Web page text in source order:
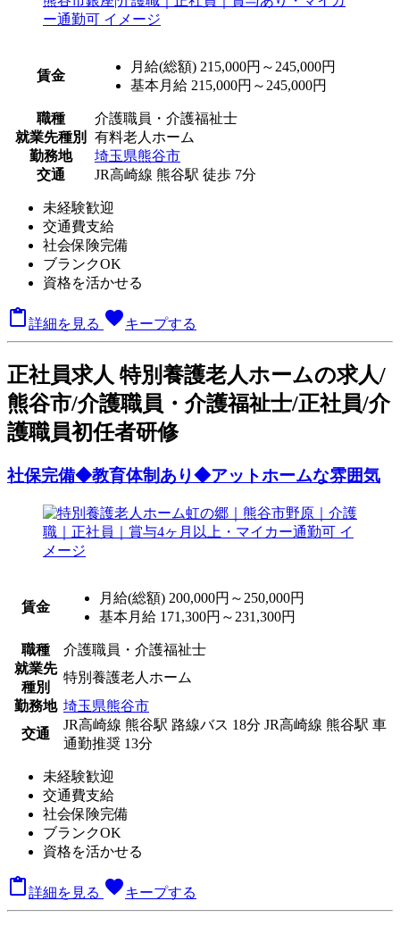
賃金
月給(総額) 215,000円～245,000円
基本月給 215,000円～245,000円
職種
介護職員・介護福祉士
就業先種別
有料老人ホーム
勤務地
埼玉県熊谷市
交通
JR高崎線 熊谷駅 徒歩 7分
未経験歓迎
交通費支給
社会保険完備
ブランクOK
資格を活かせる
詳細を見る favoriteキープする
正社員求人 特別養護老人ホームの求人/
熊谷市/介護職員・介護福祉士/正社員/介
護職員初任者研修
社保完備◆教育体制あり◆アットホームな雰囲気
賃金
月給(総額) 200,000円～250,000円
基本月給 171,300円～231,300円
職種
介護職員・介護福祉士
就業先
種別
特別養護老人ホーム
勤務地 埼玉県熊谷市
交通
JR高崎線 熊谷駅 路線バス 18分 JR高崎線 熊谷駅 車
通勤推奨 13分
未経験歓迎
交通費支給
社会保険完備
ブランクOK
資格を活かせる
詳細を見る favoriteキープする